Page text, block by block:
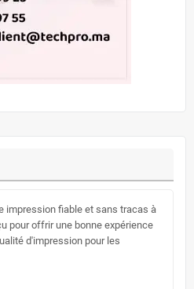
impression fiable et sans tracas à
pour offrir une bonne expérience
d'impression pour les